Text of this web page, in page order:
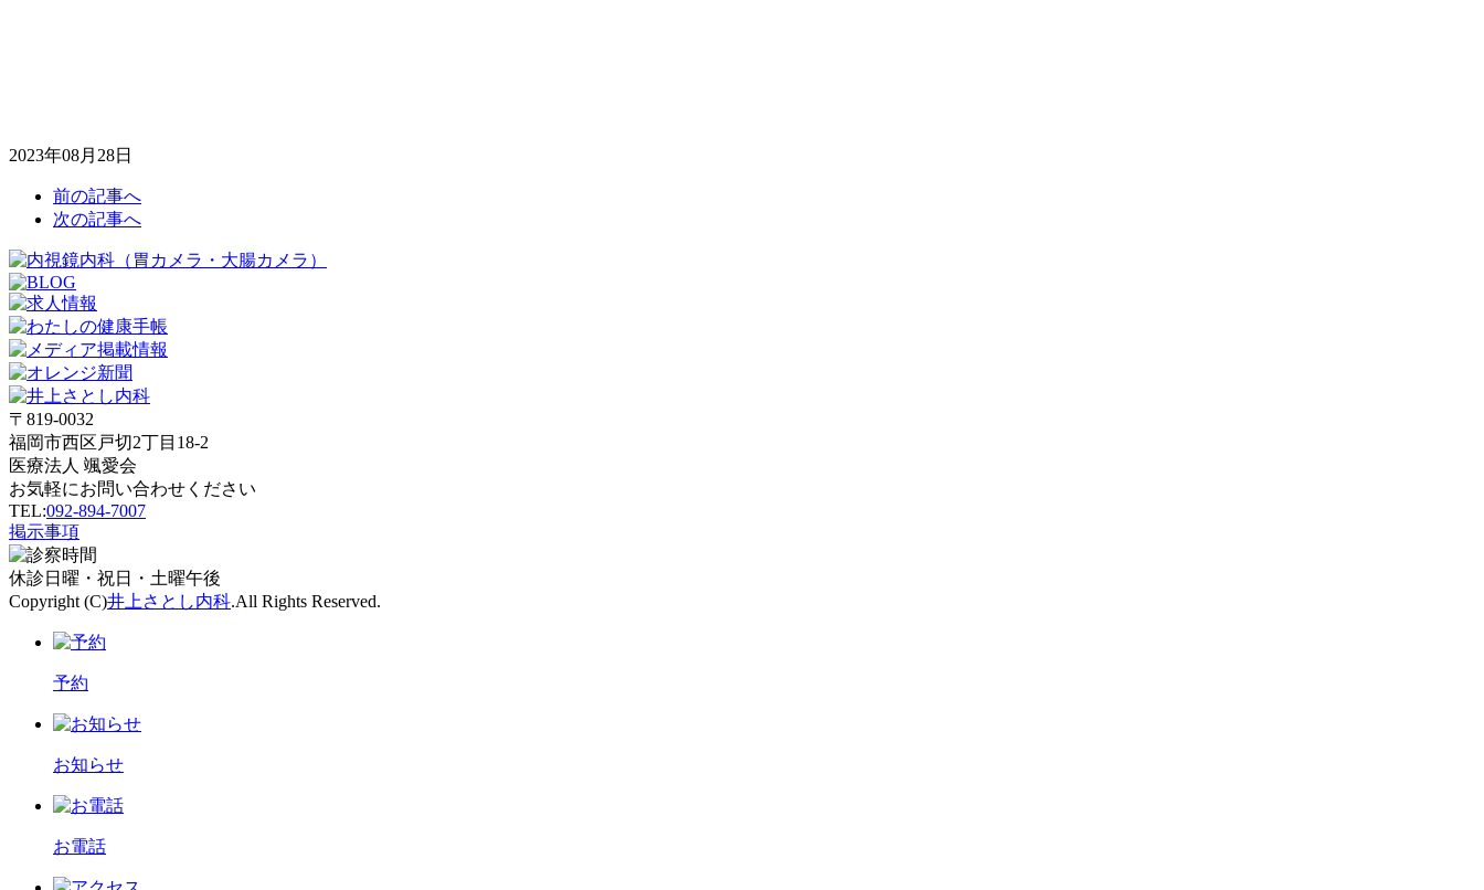
2023年08月28日
前の記事へ
次の記事へ
〒819-0032
福岡市西区戸切2丁目18-2
医療法人 颯愛会
お気軽にお問い合わせください
TEL:092-894-7007
掲示事項
休診 日曜・祝日・土曜午後
Copyright (C)井上さとし内科.All Rights Reserved.
予約
お知らせ
お電話